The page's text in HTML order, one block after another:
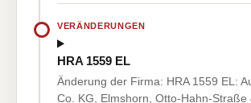
VERÄNDERUNGEN
HRA 1559 EL
Änderung der Firma: HRA 1559 EL:
Co. KG, Elmshorn, Otto-Hahn-Straße